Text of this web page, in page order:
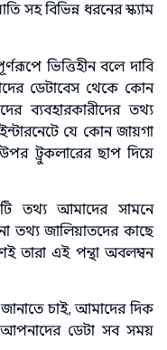
সহ বিভিন্ন ধরনের স্ক্যাম
ভিত্তিহীন বলে দাবি
ডেটাবেস থেকে কোন
ব্যবহারকারীদের তথ্য
যে কোন জায়গা
ট্রুকলারের ছাপ দিয়ে
তথ্য আমাদের সামনে
তথ্য জালিয়াতদের কাছে
তারা এই পন্থা অবলম্বন
চাই, আমাদের দিক
ডেটা সব সময়